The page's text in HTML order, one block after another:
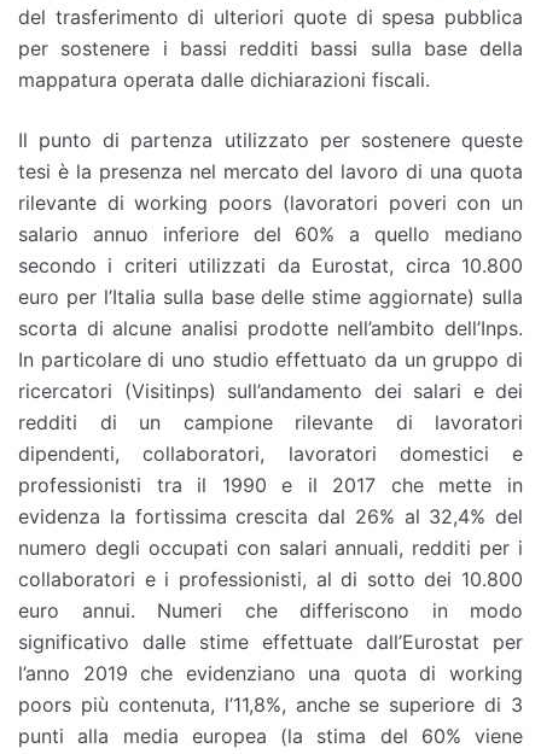
del trasferimento di ulteriori quote di spesa pubblica
per sostenere i bassi redditi bassi sulla base della
mappatura operata dalle dichiarazioni fiscali.
Il punto di partenza utilizzato per sostenere queste
tesi è la presenza nel mercato del lavoro di una quota
rilevante di working poors (lavoratori poveri con un
salario annuo inferiore del 60% a quello mediano
secondo i criteri utilizzati da Eurostat, circa 10.800
euro per l’Italia sulla base delle stime aggiornate) sulla
scorta di alcune analisi prodotte nell’ambito dell’Inps.
In particolare di uno studio effettuato da un gruppo di
ricercatori (Visitinps) sull’andamento dei salari e dei
redditi di un campione rilevante di lavoratori
dipendenti, collaboratori, lavoratori domestici e
professionisti tra il 1990 e il 2017 che mette in
evidenza la fortissima crescita dal 26% al 32,4% del
numero degli occupati con salari annuali, redditi per i
collaboratori e i professionisti, al di sotto dei 10.800
euro annui. Numeri che differiscono in modo
significativo dalle stime effettuate dall’Eurostat per
l’anno 2019 che evidenziano una quota di working
poors più contenuta, l’11,8%, anche se superiore di 3
punti alla media europea (la stima del 60% viene